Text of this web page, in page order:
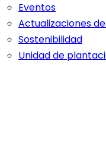
Eventos
Actualizaciones de
Sostenibilidad
Unidad de